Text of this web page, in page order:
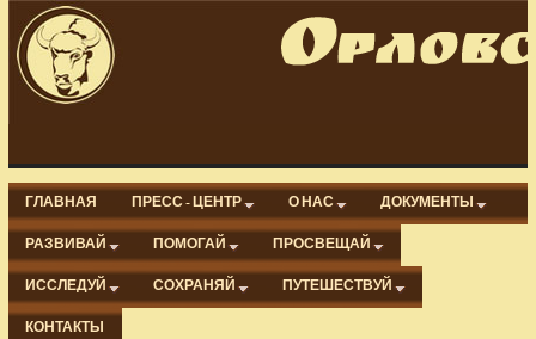
ГЛАВНАЯ ПРЕСС - ЦЕНТР О НАС ДОКУМЕНТЫ
РАЗВИВАЙ ПОМОГАЙ ПРОСВЕЩАЙ
ИССЛЕДУЙ СОХРАНЯЙ ПУТЕШЕСТВУЙ
КОНТАКТЫ